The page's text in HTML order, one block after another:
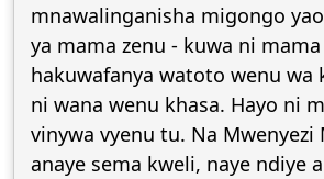
mnawalinganisha migongo
ya mama zenu - kuwa ni
hakuwafanya watoto wenu wa
ni wana wenu khasa. Hayo ni
vinywa vyenu tu. Na Mwenyezi
anaye sema kweli, naye ndiye